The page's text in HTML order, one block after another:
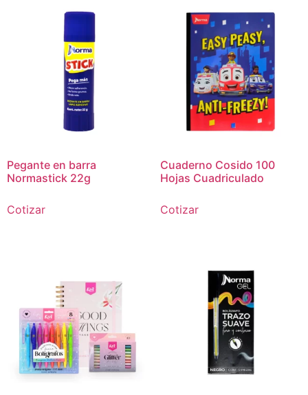
Pegante en barra
Normastick 22g
Cotizar
Cuaderno Cosido 100
Hojas Cuadriculado
Cotizar